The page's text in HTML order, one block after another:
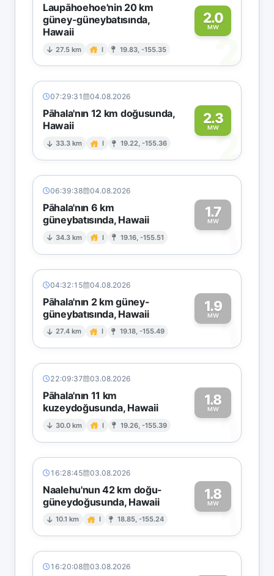
Laupāhoehoe'nin 20 km
güney-güneybatısında,
Hawaii
27.5 km I 19.83, -155.35
2.0
MW
2
07:29:31 04.08.2026
Pāhala'nın 12 km doğusunda,
Hawaii
33.3 km I 19.22, -155.36
2.3
MW2
06:39:38 04.08.2026
Pāhala'nın 6 km
güneybatısında, Hawaii
34.3 km I 19.16, -155.51
1.7
MW1
04:32:15 04.08.2026
Pāhala'nın 2 km güney-
güneybatısında, Hawaii
27.4 km I 19.18, -155.49
1.9
MW1
22:09:37 03.08.2026
Pāhala'nın 11 km
kuzeydoğusunda, Hawaii
30.0 km I 19.26, -155.39
1.8
MW1
16:28:45 03.08.2026
Naalehu'nun 42 km doğu-
güneydoğusunda, Hawaii
10.1 km I 18.85, -155.24
1.8
MW1
16:20:08 03.08.2026